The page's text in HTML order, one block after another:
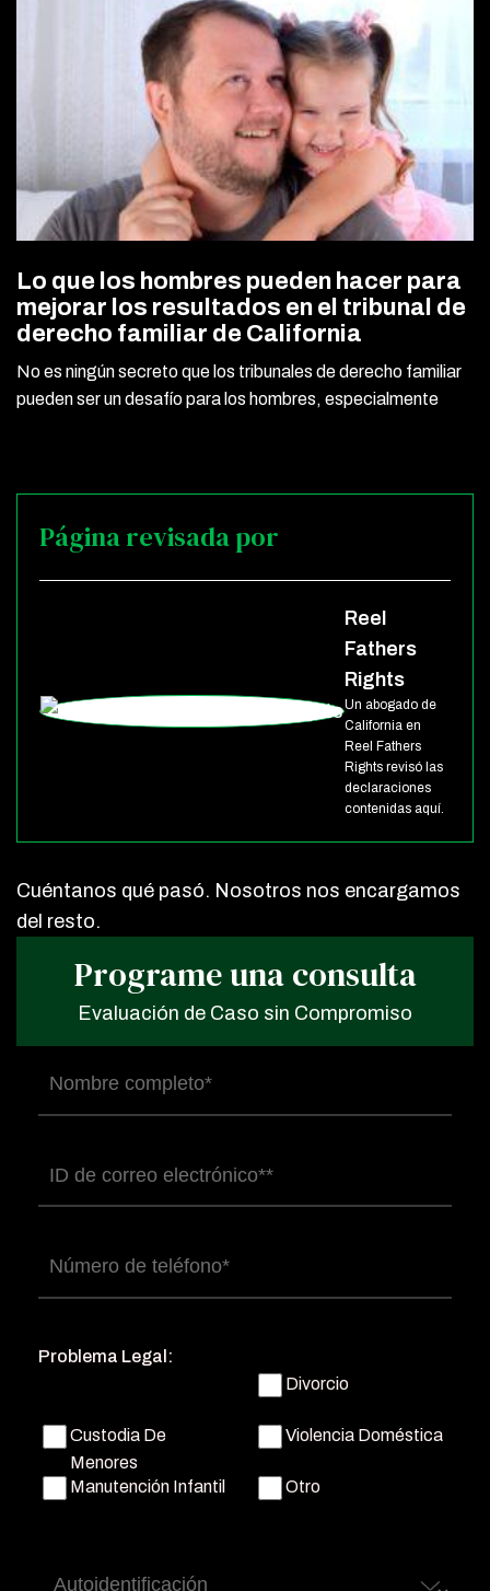
Lo que los hombres pueden hacer para
mejorar los resultados en el tribunal de
derecho familiar de California
No es ningún secreto que los tribunales de derecho familiar
pueden ser un desafío para los hombres, especialmente
Página revisada por
Reel
Fathers
Rights
Un abogado de
California en
Reel Fathers
Rights revisó las
declaraciones
contenidas aquí.
Cuéntanos qué pasó. Nosotros nos encargamos
del resto.
Programe una consulta
Evaluación de Caso sin Compromiso
Nombre
completo(Obligatorio)
Correo
electrónico(Obligatorio)
Número
de
Problema Legal:
Divorcio
Custodia De
Menores
Violencia Doméstica
Manutención Infantil Otro
Autoidentificación